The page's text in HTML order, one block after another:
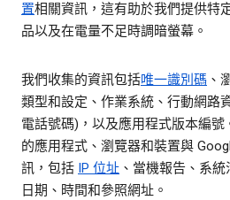
置相關資訊，這有助於我們提供特
品以及在電量不足時調暗螢幕。
我們收集的資訊包括唯一識別碼 、
類型和設定、作業系統、行動網路
電話號碼)，以及應用程式版本編
的應用程式、瀏覽器和裝置與
訊，包括 IP 位址 、當機報告、系
日期、時間和參照網址。